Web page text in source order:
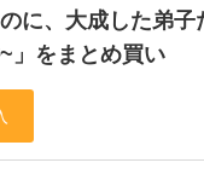
に、大成した弟子
」をまとめ買い